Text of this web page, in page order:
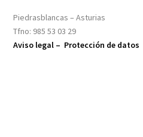
Piedrasblancas – Asturias
Tfno: 985 53 03 29
Aviso legal – Protección de datos